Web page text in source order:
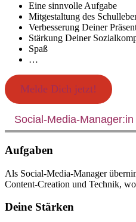
Eine sinnvolle Aufgabe
Mitgestaltung des
Verbesserung Deiner
Stärkung Deiner
Spaß
…
Melde Dich jetzt!
Social-Media-
Aufgaben
Als Social-Media-Manager
Content-Creation und Technik,
Deine Stärken